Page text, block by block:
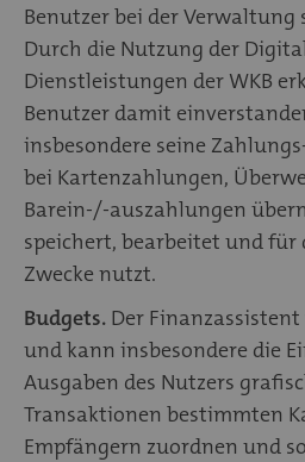
Benutzer bei der Verwaltung
Durch die Nutzung der
Dienstleistungen der WKB
Benutzer damit
insbesondere seine
bei Kartenzahlungen,
Barein-/-auszahlungen
speichert, bearbeitet und für
Zwecke nutzt.
Budgets. Der
und kann insbesondere die
Ausgaben des Nutzers
Transaktionen bestimmten
Empfängern zuordnen und